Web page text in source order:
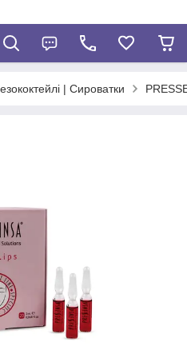
| Сироватки